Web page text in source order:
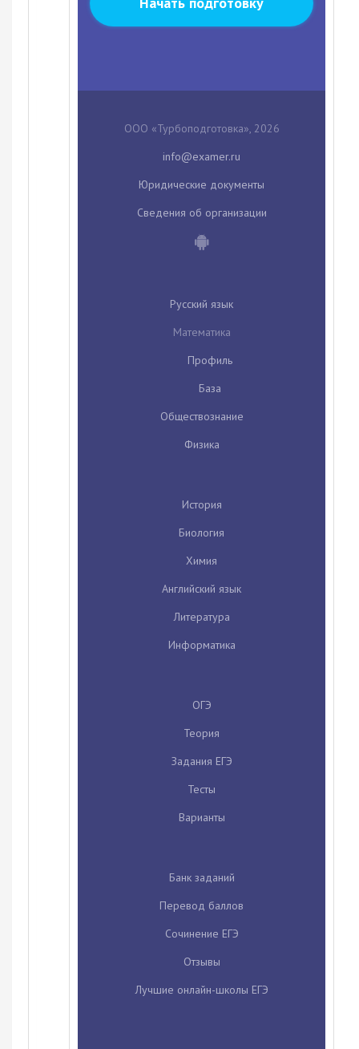
ООО «Турбоподготовка», 2026
Юридические документы
Сведения об организации
Русский язык
Математика
Профиль
База
Обществознание
Физика
История
Биология
Химия
Английский язык
Литература
Информатика
ОГЭ
Теория
Задания ЕГЭ
Тесты
Варианты
Банк заданий
Перевод баллов
Сочинение ЕГЭ
Отзывы
Лучшие онлайн-школы ЕГЭ